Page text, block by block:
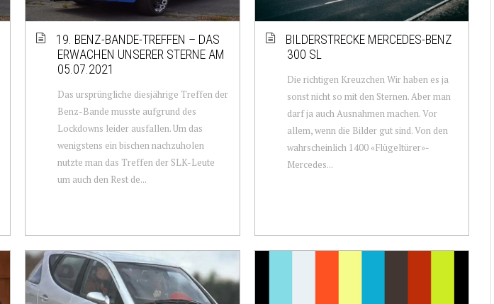
19. BENZ-BANDE-TREFFEN – DAS
ERWACHEN UNSERER STERNE AM
05.07.2021
Das ursprüngliche diesjährige Treffen der
Benz-Bande musste aufgrund des
Lockdowns leider ausfallen. Um das
wenigstens ein bischen nachzuholen
nutzte man das Treffen der SLK-Leute
um auch den Rest de...
BILDERSTRECKE MERCEDES-BENZ
300 SL
Die richtigen Kreuzchen Wir haben es ja
sonst nicht so mit den Sternen. Aber man
darf ja auch Ausnahmen machen. Vor
allem, wenn die Bilder gut sind. Von den
wahrscheinlich 1400 «Flügeltürer»-
Mercedes...